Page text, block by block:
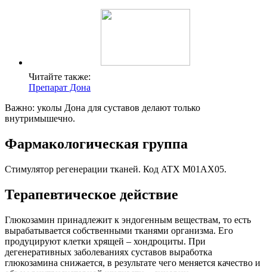
Читайте также:
Препарат Дона
Важно: уколы Дона для суставов делают только
внутримышечно.
Фармакологическая группа
Стимулятор регенерации тканей. Код ATX М01АХ05.
Терапевтическое действие
Глюкозамин принадлежит к эндогенным веществам, то есть
вырабатывается собственными тканями организма. Его
продуцируют клетки хрящей – хондроциты. При
дегенеративных заболеваниях суставов выработка
глюкозамина снижается, в результате чего меняется качество и